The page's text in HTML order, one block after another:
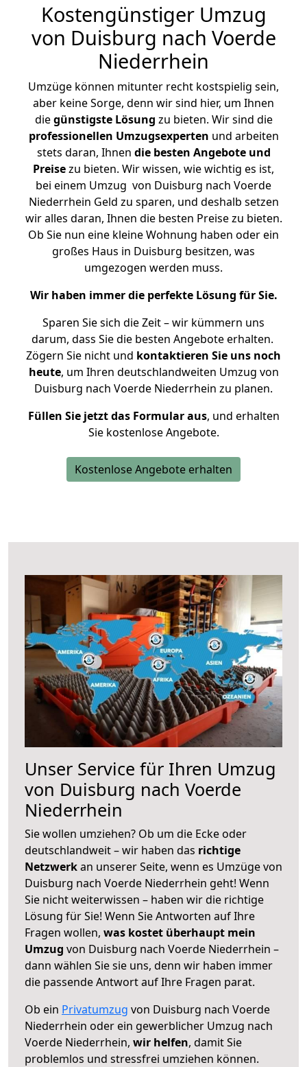
Kostengünstiger Umzug
von Duisburg nach Voerde
Niederrhein
Umzüge können mitunter recht kostspielig sein,
aber keine Sorge, denn wir sind hier, um Ihnen
diegünstigste Lösung zu bieten. Wir sind die
professionellen Umzugsexperten und arbeiten
stets daran, Ihnen die besten Angebote und
Preisezu bieten. Wir wissen, wie wichtig es ist,
bei einem Umzug von Duisburg nach Voerde
Niederrhein Geld zu sparen, und deshalb setzen
wir alles daran, Ihnen die besten Preise zu bieten.
Ob Sie nun eine kleine Wohnung haben oder ein
großes Haus in Duisburg besitzen, was
umgezogen werden muss.
Wir haben immer die perfekte Lösung für Sie.
Sparen Sie sich die Zeit – wir kümmern uns
darum, dass Sie die besten Angebote erhalten.
Zögern Sie nicht und kontaktieren Sie uns noch
heute, um Ihren deutschlandweiten Umzug von
Duisburg nach Voerde Niederrhein zu planen.
Füllen Sie jetzt das Formular aus, und erhalten
Sie kostenlose Angebote.
Kostenlose Angebote erhalten
Unser Service für Ihren Umzug
von Duisburg nach Voerde
Niederrhein
Sie wollen umziehen? Ob um die Ecke oder
deutschlandweit – wir haben das richtige
Netzwerkan unserer Seite, wenn es Umzüge von
Duisburg nach Voerde Niederrhein geht! Wenn
Sie nicht weiterwissen – haben wir die richtige
Lösung für Sie! Wenn Sie Antworten auf Ihre
Fragen wollen, was kostet überhaupt mein
Umzug von Duisburg nach Voerde Niederrhein –
dann wählen Sie sie uns, denn wir haben immer
die passende Antwort auf Ihre Fragen parat.
Ob ein Privatumzug von Duisburg nach Voerde
Niederrhein oder ein gewerblicher Umzug nach
Voerde Niederrhein, wir helfen, damit Sie
problemlos und stressfrei umziehen können.